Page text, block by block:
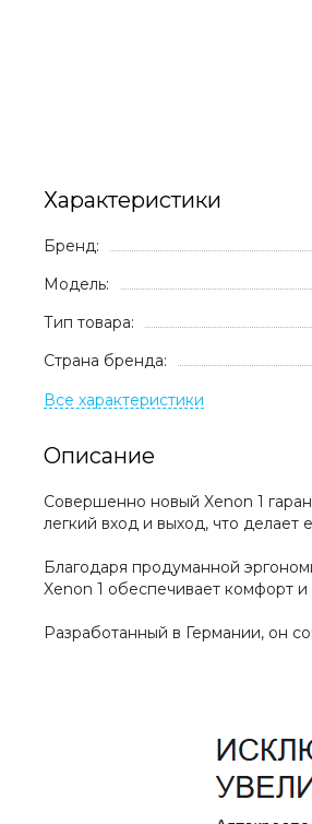
Характеристики
Бренд:
Модель:
Тип товара:
Страна бренда:
Описание
Совершенно новый Xenon 1
легкий вход и выход, что делает
Благодаря продуманной
Xenon 1 обеспечивает комфорт и
Разработанный в Германии, он